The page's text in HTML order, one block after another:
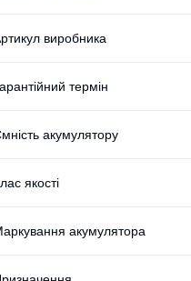
виробника
термін
акумулятору
якості
акумулятора